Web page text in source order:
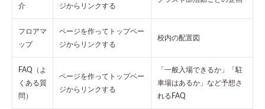
準備
校と
の連
介
ジからリンクする
フロアマ
ップ
ページを作ってトップペー
ジからリンクする
校内の配置図
FAQ（よ
くある質
問）
ページを作ってトップペー
ジからリンクする
「一般入場できるか」「駐
車場はあるか」など予想さ
れるFAQ